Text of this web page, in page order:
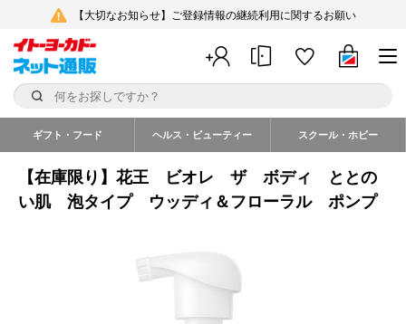
【大切なお知らせ】ご登録情報の継続利用に関するお願い
ギフト・フード ヘルス・ビューティー スクール・ホビー
【在庫限り】花王 ビオレ ザ ボディ ととの
い肌 泡タイプ ウッディ＆フローラル ポンプ